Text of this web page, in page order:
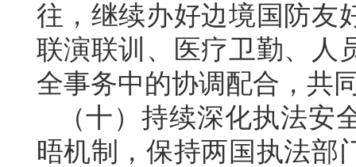
往，继续办好边境国防友
联演联训、医疗卫勤、人
全事务中的协调配合，共
（十）持续深化执法
晤机制，保持两国执法部